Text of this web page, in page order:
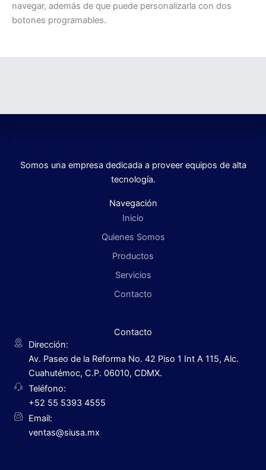
navegar, además de que puede personalizarla con dos
botones programables.
Somos una empresa dedicada a proveer equipos de alta
tecnología.
Navegación
Inicio
Quienes Somos
Productos
Servicios
Contacto
Contacto
Dirección:
Av. Paseo de la Reforma No. 42 Piso 1 Int A 115, Alc.
Cuahutémoc, C.P. 06010, CDMX.
Teléfono:
+52 55 5393 4555
Email:
ventas@siusa.mx